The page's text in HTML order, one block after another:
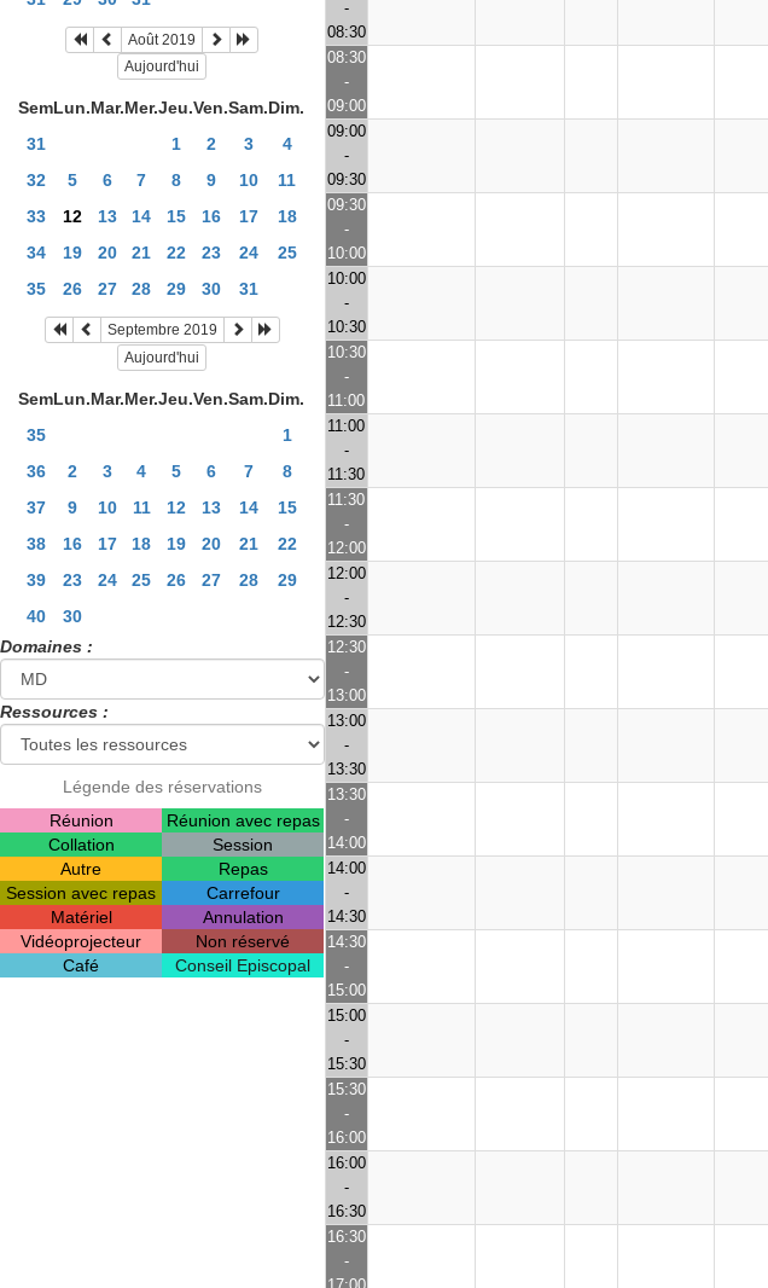
Août 2019
Aujourd'hui
SemLun.Mar.Mer.Jeu.Ven.Sam.Dim.
31
1 2 3
4
32
5 6 7 8 9 10
11
33
12 13 14 15 16 17
18
34
19 20 21 22 23 24
25
35
26 27 28 29 30 31
Septembre 2019
Aujourd'hui
SemLun.Mar.Mer.Jeu.Ven.Sam.Dim.
35
1
36
2 3 4 5 6 7
8
37
9 10 11 12 13 14
15
38
16 17 18 19 20 21
22
39
23 24 25 26 27 28
29
40
30
Domaines :
Ressources :
Légende des réservations
Réunion
Réunion avec repas
Collation
Session
Autre
Repas
Session avec repas
Carrefour
Matériel
Annulation
Vidéoprojecteur
Non réservé
Café
Conseil Episcopal
-
08:30
08:30
-
09:00
09:00
-
09:30
09:30
-
10:00
10:00
-
10:30
10:30
-
11:00
11:00
-
11:30
11:30
-
12:00
12:00
-
12:30
12:30
-
13:00
13:00
-
13:30
13:30
-
14:00
14:00
-
14:30
14:30
-
15:00
15:00
-
15:30
15:30
-
16:00
16:00
-
16:30
16:30
-